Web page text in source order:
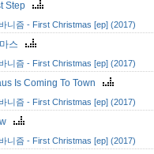
Step
니즘 - First Christmas [ep] (2017)
스
니즘 - First Christmas [ep] (2017)
Is Coming To Town
니즘 - First Christmas [ep] (2017)
니즘 - First Christmas [ep] (2017)